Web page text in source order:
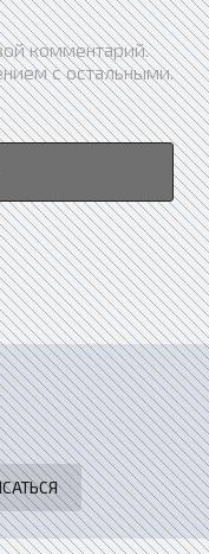
комментарий.
с остальными.